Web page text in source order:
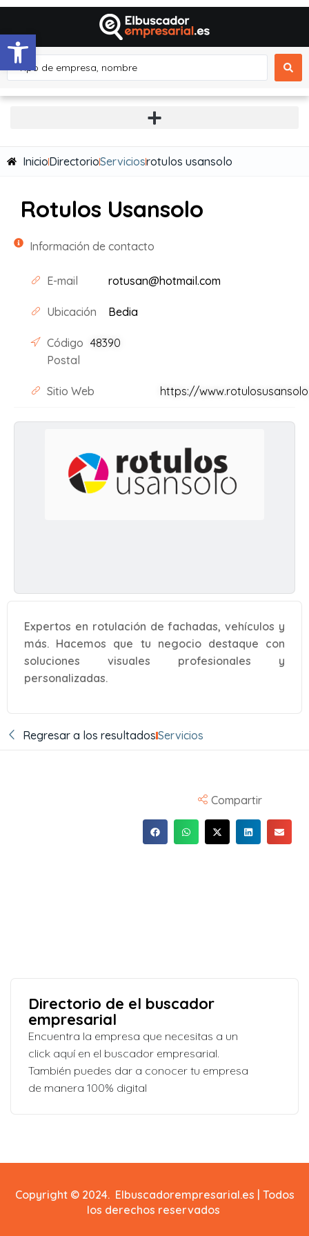
Abrir barra de herramientas
InicioDirectorioServiciosrotulos usansolo
Rotulos Usansolo
Información de contacto
E-mail rotusan@hotmail.com
Ubicación Bedia
Código
Postal
48390
Sitio Web https://
Expertos en rotulación de fachadas, vehículos y
más. Hacemos que tu negocio destaque con
soluciones visuales profesionales y
personalizadas.
Regresar a los resultadosServicios
Compartir
Directorio de el buscador
empresarial
Encuentra la empresa que necesitas a un
click aquí en el buscador empresarial.
También puedes dar a conocer tu empresa
de manera 100% digital
Copyright © 2024. Elbuscadorempresarial.es | Todos
los derechos reservados